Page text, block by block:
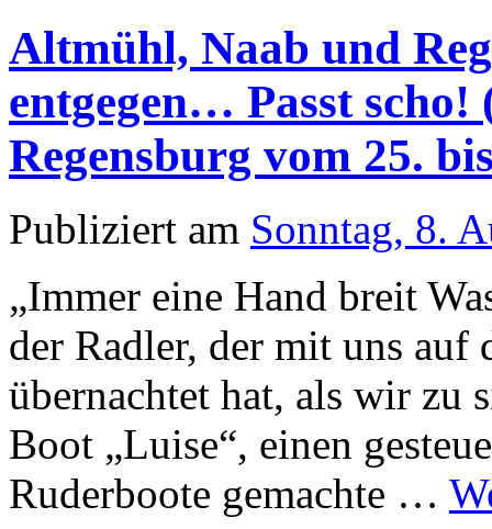
Altmühl, Naab und
entgegen… Passt
Regensburg vom 25.
Publiziert am Sonntag, 8.
„Immer eine Hand breit
der Radler, der mit uns
übernachtet hat, als wir zu
Boot „Luise“, einen
Ruderboote gemachte …